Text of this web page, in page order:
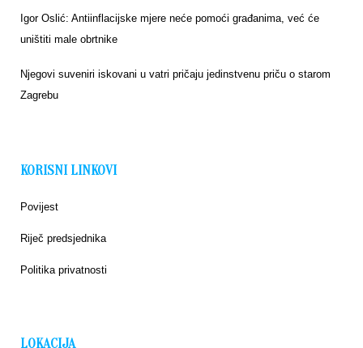
Igor Oslić: Antiinflacijske mjere neće pomoći građanima, već će
uništiti male obrtnike
Njegovi suveniri iskovani u vatri pričaju jedinstvenu priču o starom
Zagrebu
KORISNI LINKOVI
Povijest
Riječ predsjednika
Politika privatnosti
LOKACIJA